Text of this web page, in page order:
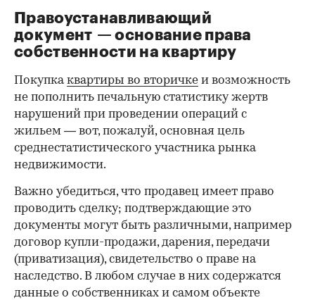
00:00 / 00:00
Правоустанавливающий
документ — основание права
собственности на квартиру
Покупкаквартиры во вторичке и возможность
не пополнить печальную статистику жертв
нарушений при проведении операций с
жильем — вот, пожалуй, основная цель
среднестатистического участника рынка
недвижимости.
Важно убедиться, что продавец имеет право
проводить сделку; подтверждающие это
документы могут быть различными, например
договор купли-продажи, дарения, передачи
(приватизация), свидетельство о праве на
наследство. В любом случае в них содержатся
данные о собственниках и самом объекте